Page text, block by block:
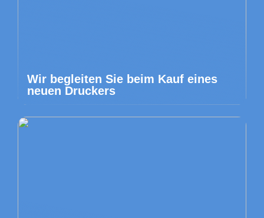
Wir begleiten Sie beim Kauf eines
neuen Druckers